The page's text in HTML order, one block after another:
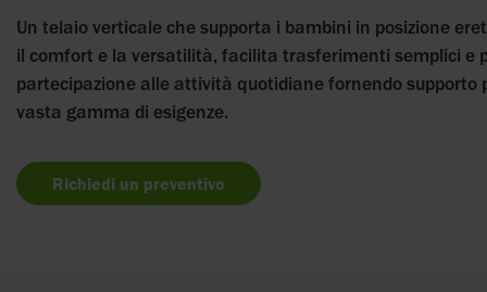
Un telaio verticale che supporta i bambini in posizione
il comfort e la versatilità, facilita trasferimenti semplici e
partecipazione alle attività quotidiane fornendo supporto
vasta gamma di esigenze.
Richiedi un preventivo